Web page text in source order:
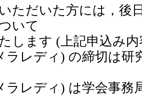
ただいた方には，後
いて
します (上記申込み
ラレディ) の締切は研
ラレディ) は学会事務